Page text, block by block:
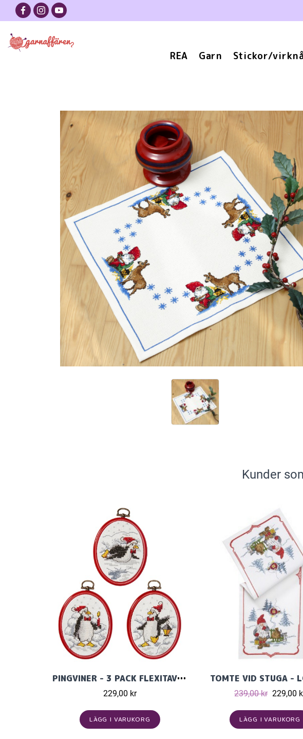
REA Garn Stickor/
Kunder
PINGVINER - 3 PACK FLEXITAVLOR
229,00 kr
LÄGG I VARUKORG
TOMTE VID STUGA -
239,00 kr 229,00
LÄGG I VARUKORG